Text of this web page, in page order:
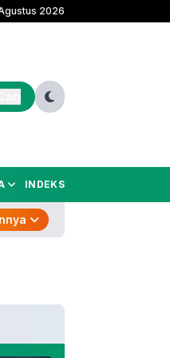
Semifinal AFF 2026
2026
INDEKS